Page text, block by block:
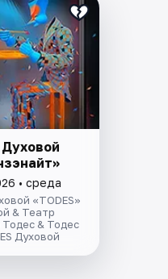
• среда
«TODES»
& Театр
Тодес & Тодес
Духовой